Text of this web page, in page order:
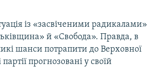
із «засвіченими радикалами»
й «Свобода». Правда, в
шанси потрапити до Верховної
прогнозовані у своїй